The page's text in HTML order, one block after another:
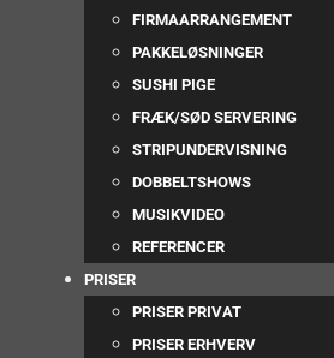
FIRMAARRANGEMENT
PAKKELØSNINGER
SUSHI PIGE
FRÆK/SØD SERVERING
STRIPUNDERVISNING
DOBBELTSHOWS
MUSIKVIDEO
REFERENCER
PRISER
PRISER PRIVAT
PRISER ERHVERV